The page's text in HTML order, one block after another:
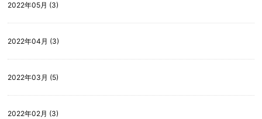
2022年05月 (3)
2022年04月 (3)
2022年03月 (5)
2022年02月 (3)